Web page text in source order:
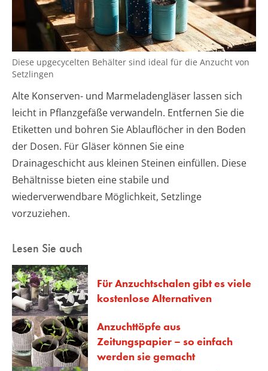
Diese upgecycelten Behälter sind ideal für die Anzucht von
Setzlingen
Alte Konserven- und Marmeladengläser lassen sich
leicht in Pflanzgefäße verwandeln. Entfernen Sie die
Etiketten und bohren Sie Ablauflöcher in den Boden
der Dosen. Für Gläser können Sie eine
Drainageschicht aus kleinen Steinen einfüllen. Diese
Behältnisse bieten eine stabile und
wiederverwendbare Möglichkeit, Setzlinge
vorzuziehen.
Lesen Sie auch
Für Anzuchtschalen gibt es viele
kostenlose Alternativen
Anzuchttöpfe aus
Zeitungspapier – so einfach
werden sie gemacht